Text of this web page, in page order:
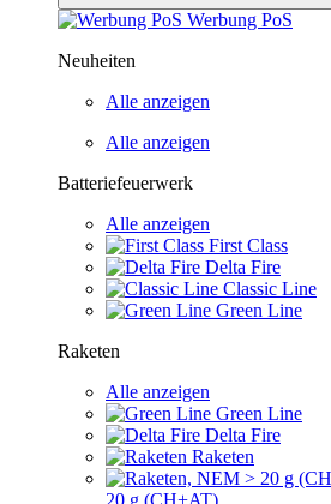
Werbung PoS
Neuheiten
Alle anzeigen
Alle anzeigen
Batteriefeuerwerk
Alle anzeigen
First Class
Delta Fire
Classic Line
Green Line
Raketen
Alle anzeigen
Green Line
Delta Fire
Raketen
20 g (CH+AT)